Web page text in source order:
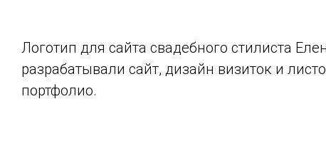
Логотип для сайта свадебного стилиста
разрабатывали сайт, дизайн визиток и
портфолио.